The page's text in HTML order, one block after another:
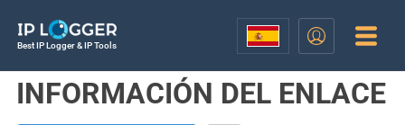
Best IP Logger & IP Tools
INFORMACIÓN DEL ENLACE